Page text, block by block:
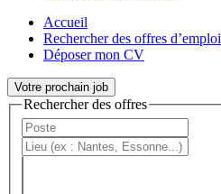
Accueil
Rechercher des offres d’emploi
Déposer mon CV
Votre prochain job
Rechercher des offres